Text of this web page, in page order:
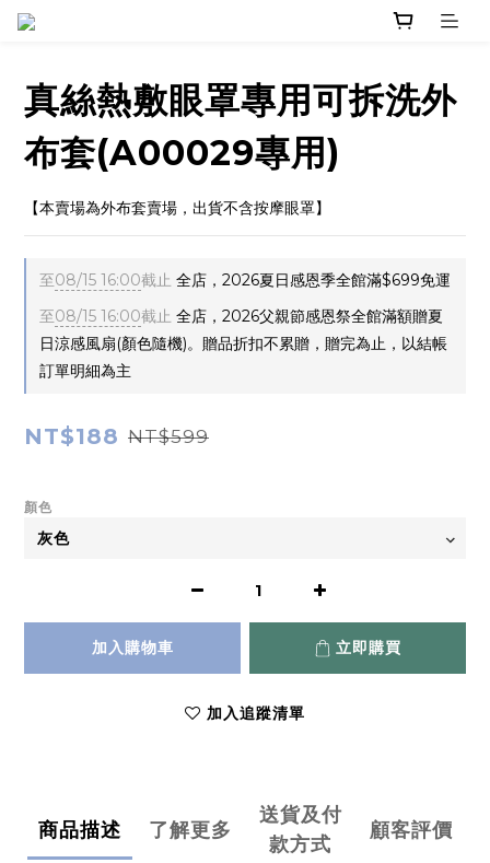
真絲熱敷眼罩專用可拆洗外
布套(A00029專用)
【本賣場為外布套賣場，出貨不含按摩眼罩】
至08/15 16:00截止 全店，2026夏日感恩季全館滿$699免運
至08/15 16:00截止 全店，2026父親節感恩祭全館滿額贈夏
日涼感風扇(顏色隨機)。贈品折扣不累贈，贈完為止，以結帳
訂單明細為主
NT$188 NT$599
顏色
加入購物車 立即購買
加入追蹤清單
商品描述 了解更多
送貨及付
款方式
顧客評價